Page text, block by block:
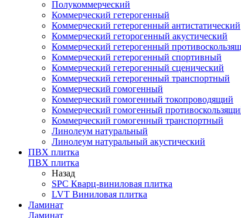
Полукоммерческий
Коммерческий гетерогенный
Коммерческий гетерогенный антистатический
Коммерческий геторогенный акустический
Коммерческий гетерогенный
Коммерческий гетерогенный спортивный
Коммерческий гетерогенный сценический
Коммерческий гетерогенный транспортный
Коммерческий гомогенный
Коммерческий гомогенный токопроводящий
Коммерческий гомогенный
Коммерческий гомогенный транспортный
Линолеум натуральный
Линолеум натуральный акустический
ПВХ плитка
ПВХ плитка
Назад
SPC Кварц-виниловая плитка
LVT Виниловая плитка
Ламинат
Ламинат